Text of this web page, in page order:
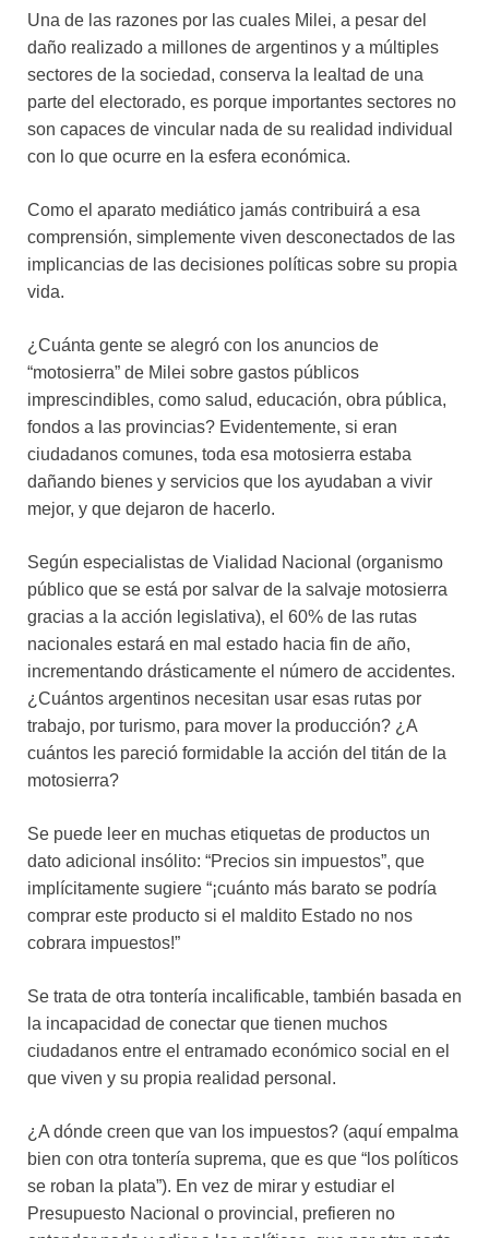
Una de las razones por las cuales Milei, a pesar del
daño realizado a millones de argentinos y a múltiples
sectores de la sociedad, conserva la lealtad de una
parte del electorado, es porque importantes sectores no
son capaces de vincular nada de su realidad individual
con lo que ocurre en la esfera económica.
Como el aparato mediático jamás contribuirá a esa
comprensión, simplemente viven desconectados de las
implicancias de las decisiones políticas sobre su propia
vida.
¿Cuánta gente se alegró con los anuncios de
“motosierra” de Milei sobre gastos públicos
imprescindibles, como salud, educación, obra pública,
fondos a las provincias? Evidentemente, si eran
ciudadanos comunes, toda esa motosierra estaba
dañando bienes y servicios que los ayudaban a vivir
mejor, y que dejaron de hacerlo.
Según especialistas de Vialidad Nacional (organismo
público que se está por salvar de la salvaje motosierra
gracias a la acción legislativa), el 60% de las rutas
nacionales estará en mal estado hacia fin de año,
incrementando drásticamente el número de accidentes.
¿Cuántos argentinos necesitan usar esas rutas por
trabajo, por turismo, para mover la producción? ¿A
cuántos les pareció formidable la acción del titán de la
motosierra?
Se puede leer en muchas etiquetas de productos un
dato adicional insólito: “Precios sin impuestos”, que
implícitamente sugiere “¡cuánto más barato se podría
comprar este producto si el maldito Estado no nos
cobrara impuestos!”
Se trata de otra tontería incalificable, también basada en
la incapacidad de conectar que tienen muchos
ciudadanos entre el entramado económico social en el
que viven y su propia realidad personal.
¿A dónde creen que van los impuestos? (aquí empalma
bien con otra tontería suprema, que es que “los políticos
se roban la plata”). En vez de mirar y estudiar el
Presupuesto Nacional o provincial, prefieren no